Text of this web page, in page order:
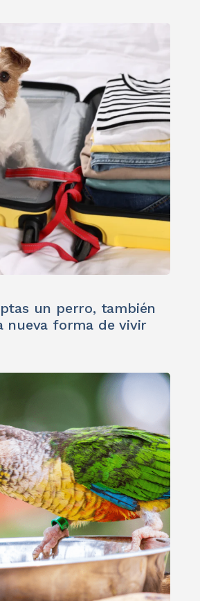
un perro, también
nueva forma de vivir